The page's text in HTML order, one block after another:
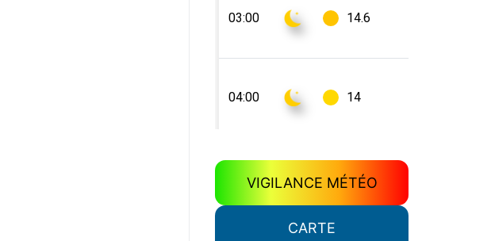
VIGILANCE MÉTÉO
CARTE